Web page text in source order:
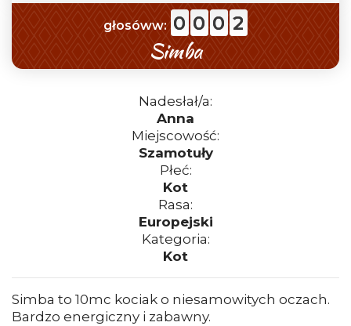
głosóww: 0 0 0 2
Simba
Nadesłał/a:
Anna
Miejscowość:
Szamotuły
Płeć:
Kot
Rasa:
Europejski
Kategoria:
Kot
Simba to 10mc kociak o niesamowitych oczach.
Bardzo energiczny i zabawny.